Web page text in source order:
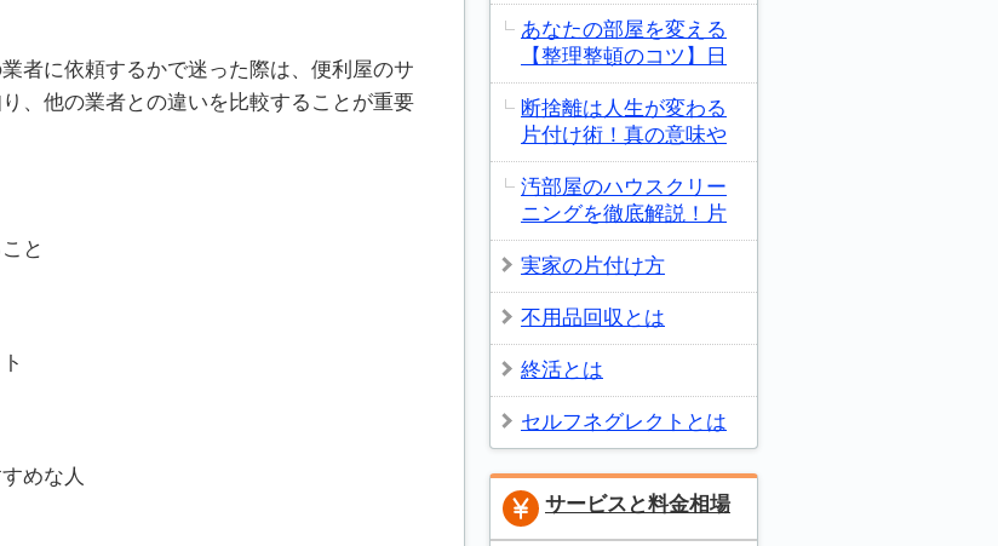
者に依頼するかで迷った際は、便利屋のサ
、他の業者との違いを比較することが重要
と
めな人
あなたの部屋を変える
【整理整頓のコツ】日
断捨離は人生が変わる
片付け術！真の意味や
汚部屋のハウスクリー
ニングを徹底解説！片
実家の片付け方
不用品回収とは
終活とは
セルフネグレクトとは
サービスと料金相場